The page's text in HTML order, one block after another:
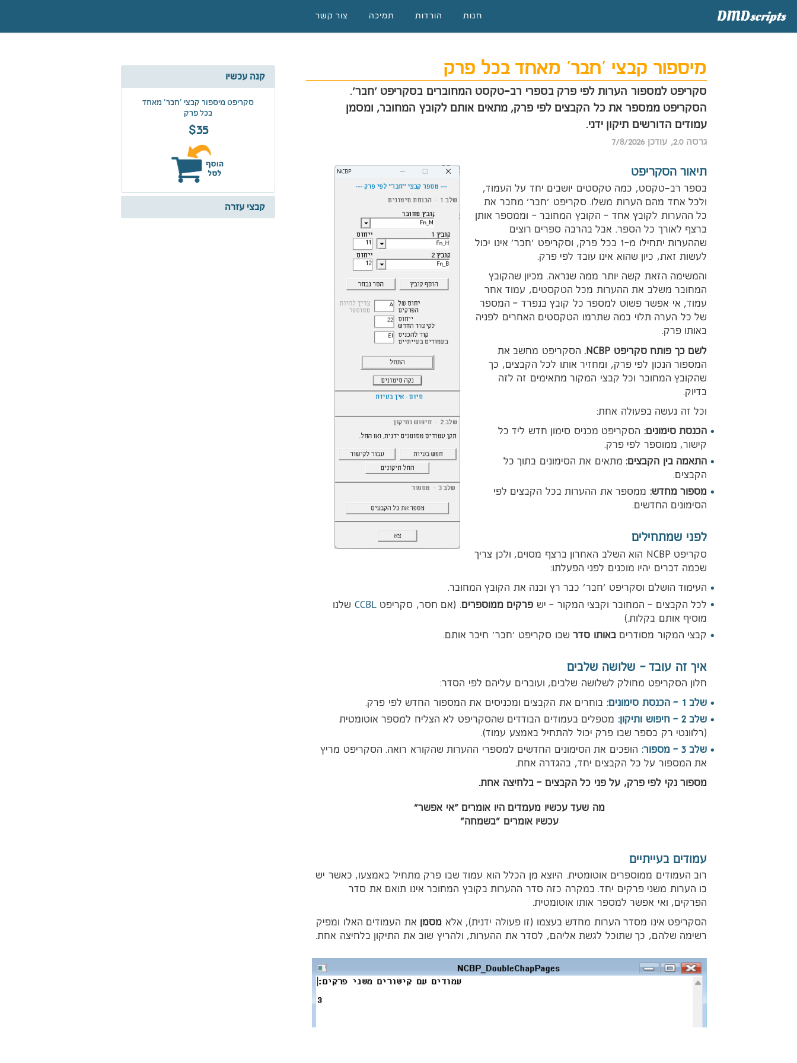
חנות הורדות תמיכה צור קשר
קנה עכשיו
סקריפט מיספור קבצי 'חבר' מאחד
בכל פרק
$35
קבצי עזרה
מיספור קבצי 'חבר' מאחד בכל פרק
סקריפט למספור הערות לפי פרק בספרי רב-טקסט המחוברים בסקריפט 'חבר'.
הסקריפט ממספר את כל הקבצים לפי פרק, מתאים אותם לקובץ המחובר, ומסמן
עמודים הדורשים תיקון ידני.
גרסה 2.0, עודכן 7/8/2026
תיאור הסקריפט
בספר רב-טקסט, כמה טקסטים יושבים יחד על העמוד,
ולכל אחד מהם הערות משלו. סקריפט 'חבר' מחבר את
כל ההערות לקובץ אחד – הקובץ המחובר – וממספר אותן
ברצף לאורך כל הספר. אבל בהרבה ספרים רוצים
שההערות יתחילו מ–1 בכל פרק, וסקריפט 'חבר' אינו יכול
לעשות זאת, כיון שהוא אינו עובד לפי פרק.
והמשימה הזאת קשה יותר ממה שנראה. מכיון שהקובץ
המחובר משלב את ההערות מכל הטקסטים, עמוד אחר
עמוד, אי אפשר פשוט למספר כל קובץ בנפרד – המספר
של כל הערה תלוי במה שתרמו הטקסטים האחרים לפניה
באותו פרק.
לשם כך פותח סקריפט NCBP
. הסקריפט מחשב את
המספור הנכון לפי פרק, ומחזיר אותו לכל הקבצים, כך
שהקובץ המחובר וכל קבצי המקור מתאימים זה לזה
בדיוק.
וכל זה נעשה בפעולה אחת:
הכנסת סימונים: הסקריפט מכניס סימון חדש ליד כל
קישור, ממוספר לפי פרק.
התאמה בין הקבצים: מתאים את הסימונים בתוך כל
הקבצים.
מספור מחדש: ממספר את ההערות בכל הקבצים לפי
הסימונים החדשים.
לפני שמתחילים
סקריפט NCBP הוא השלב האחרון ברצף מסוים, ולכן צריך
שכמה דברים יהיו מוכנים לפני הפעלתו:
העימוד הושלם וסקריפט 'חבר' כבר רץ ובנה את הקובץ המחובר.
לכל הקבצים – המחובר וקבצי המקור – יש פרקים ממוספרים. (אם חסר, סקריפטCCBL שלנו
מוסיף אותם בקלות.)
קבצי המקור מסודריםבאותו סדר שבו סקריפט 'חבר' חיבר אותם.
איך זה עובד – שלושה שלבים
חלון הסקריפט מחולק לשלושה שלבים, ועוברים עליהם לפי הסדר:
שלב 1 – הכנסת סימונים:
בוחרים את הקבצים ומכניסים את המספור החדש לפי פרק.
שלב 2 – חיפוש ותיקון:
מטפלים בעמודים הבודדים שהסקריפט לא הצליח למספר אוטומטית
(רלוונטי רק בספר שבו פרק יכול להתחיל באמצע עמוד).
שלב 3 – מספור:
הופכים את הסימונים החדשים למספרי ההערות שהקורא רואה. הסקריפט מריץ
את המספור על כל הקבצים יחד, בהגדרה אחת.
מספור נקי לפי פרק, על פני כל הקבצים – בלחיצה אחת.
מה שעד עכשיו מעמדים היו אומרים "אי אפשר"
עכשיו אומרים "בשמחה"
עמודים בעייתיים
רוב העמודים ממוספרים אוטומטית. היוצא מן הכלל הוא עמוד שבו פרק מתחיל באמצעו, כאשר יש
בו הערות משני פרקים יחד. במקרה כזה סדר ההערות בקובץ המחובר אינו תואם את סדר
הפרקים, ואי אפשר למספר אותו אוטומטית.
הסקריפט אינו מסדר הערות מחדש בעצמו (זו פעולה ידנית), אלא מסמן את העמודים האלו ומפיק
רשימה שלהם, כך שתוכל לגשת אליהם, לסדר את ההערות, ולהריץ שוב את התיקון בלחיצה אחת.